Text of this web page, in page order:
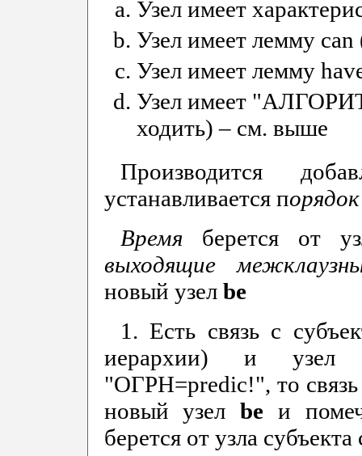
Узел имеет
Узел имеет лемму
Узел имеет лемму
Узел имеет
ходить) – см. выше
Производится
устанавливается п
Время берется от
выходящие
новый узел be
1. Есть связь с
иерархии) и
"ОГРН=predic!", то связь
новый узелbe и
берется от узла